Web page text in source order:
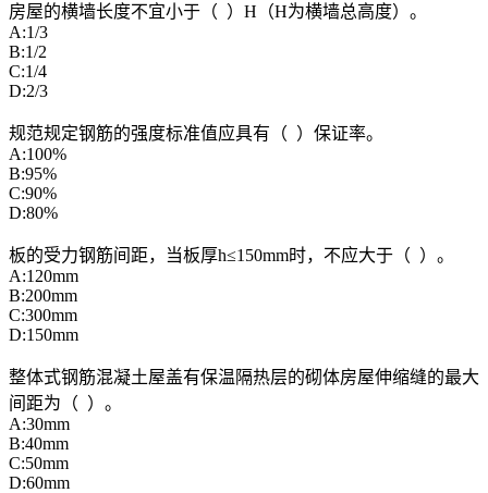
房屋的横墙长度不宜小于（ ）H（H为横墙总高度）。
A:1/3
B:1/2
C:1/4
D:2/3
规范规定钢筋的强度标准值应具有（ ）保证率。
A:100%
B:95%
C:90%
D:80%
板的受力钢筋间距，当板厚h≤150mm时，不应大于（ ）。
A:120mm
B:200mm
C:300mm
D:150mm
整体式钢筋混凝土屋盖有保温隔热层的砌体房屋伸缩缝的最大
间距为（ ）。
A:30mm
B:40mm
C:50mm
D:60mm